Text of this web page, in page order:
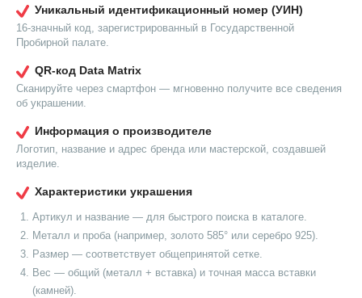
Уникальный идентификационный номер (УИН)
16-значный код, зарегистрированный в Государственной
Пробирной палате.
QR-код Data Matrix
Сканируйте через смартфон — мгновенно получите все сведения
об украшении.
Информация о производителе
Логотип, название и адрес бренда или мастерской, создавшей
изделие.
Характеристики украшения
Артикул и название — для быстрого поиска в каталоге.
Металл и проба (например, золото 585° или серебро 925).
Размер — соответствует общепринятой сетке.
Вес — общий (металл + вставка) и точная масса вставки
(камней).